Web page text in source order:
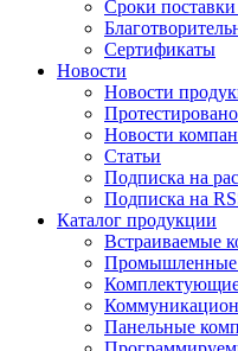
Сроки поставки
Сертификаты
Новости
Новости
Новости
Статьи
Подписка на
Подписка на
Каталог продукции
Встраиваемые
Промышленные
Панельные